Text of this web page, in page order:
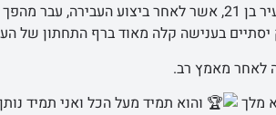
לאור כך שטענתי שמדובר בלקוח צעיר בן 21, אשר לאחר
בענישה קלה מאוד ברף התחתון של
לאחר מאמץ רב.
מלך
והוא תמיד מעל הכל ואני תמיד